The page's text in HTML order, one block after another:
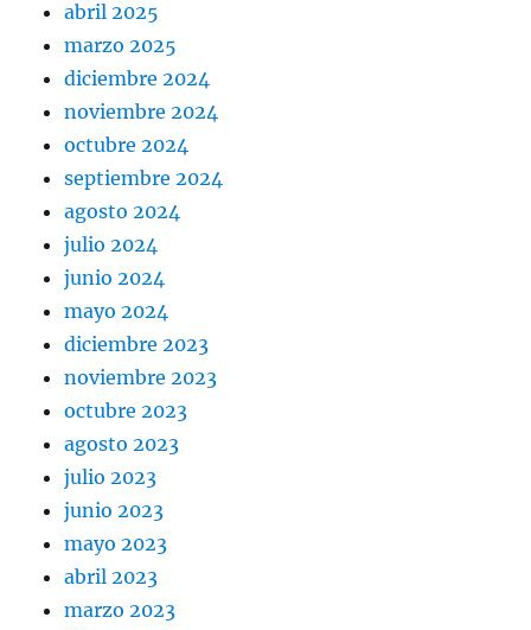
abril 2025
marzo 2025
diciembre 2024
noviembre 2024
octubre 2024
septiembre 2024
agosto 2024
julio 2024
junio 2024
mayo 2024
diciembre 2023
noviembre 2023
octubre 2023
agosto 2023
julio 2023
junio 2023
mayo 2023
abril 2023
marzo 2023